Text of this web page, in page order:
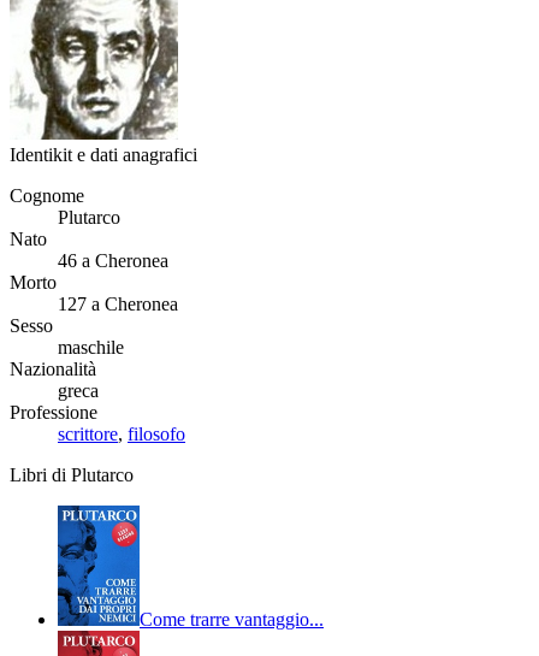
Identikit e dati anagrafici
Cognome
Plutarco
Nato
46 a Cheronea
Morto
127 a Cheronea
Sesso
maschile
Nazionalità
greca
Professione
scrittore, filosofo
Libri di Plutarco
Come trarre vantaggio...